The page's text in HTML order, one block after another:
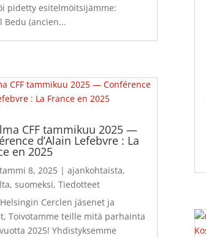
pidetty esitelmöitsijämme:
Bedu (ancien...
CFF tammikuu 2025 —
d’Alain Lefebvre : La
en 2025
tammi 8, 2025| ajankohtaista,
, suomeksi, Tiedotteet
Cerclen jäsenet ja
Toivotamme teille mitä parhainta
2025! Yhdistyksemme